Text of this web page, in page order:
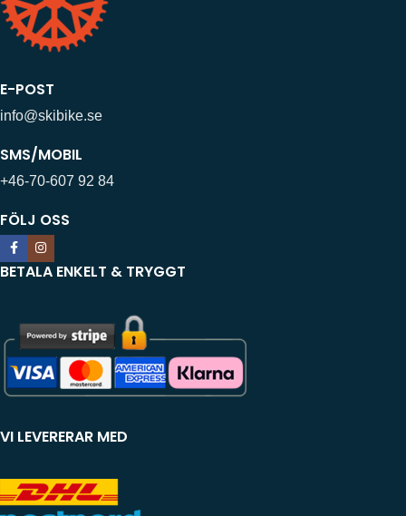
E-POST
info@skibike.se
SMS/MOBIL
+46-70-607 92 84
FÖLJ OSS
BETALA ENKELT & TRYGGT
VI LEVERERAR MED